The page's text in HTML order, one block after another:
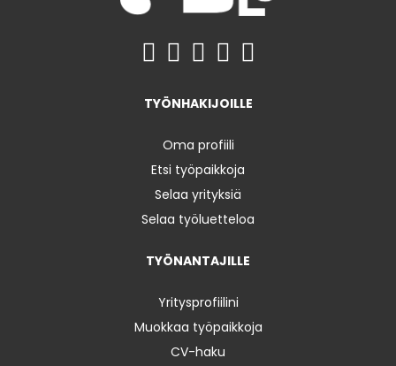
TYÖNHAKIJOILLE
Oma profiili
Etsi työpaikkoja
Selaa yrityksiä
Selaa työluetteloa
TYÖNANTAJILLE
Yritysprofiilini
Muokkaa työpaikkoja
CV-haku